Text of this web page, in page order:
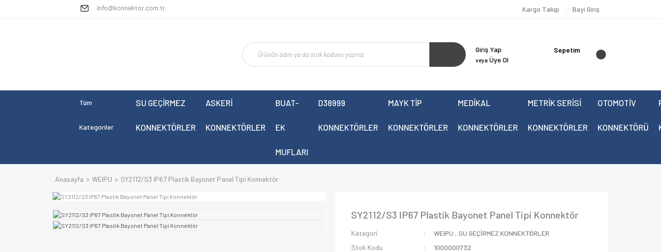
info@konnektor.com.tr Kargo Takip Bayi Giriş
Giriş Yap
veya Üye Ol
Sepetim
Tüm
Kategoriler
SU GEÇİRMEZ
KONNEKTÖRLER
ASKERİ
KONNEKTÖRLER
BUAT-
EK
MUFLARI
D38999
KONNEKTÖRLER
MAYK TİP
KONNEKTÖRLER
MEDİKAL
KONNEKTÖRLER
METRİK SERİSİ
KONNEKTÖRLER
OTOMOTİV
KONNEKTÖRÜ
Anasayfa WEIPU SY2112/S3 IP67 Plastik Bayonet Panel Tipi Konnektör
SY2112/S3 IP67 Plastik Bayonet Panel Tipi Konnektör
Kategori WEIPU ,SU GEÇİRMEZ KONNEKTÖRLER
Stok Kodu
1000000732